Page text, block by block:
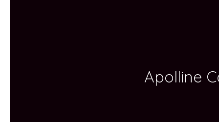
Apolline